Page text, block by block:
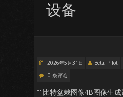
设备
2026年5月31日 Beta, Pilot
0 条评论
“1比特盆栽图像4B图像生